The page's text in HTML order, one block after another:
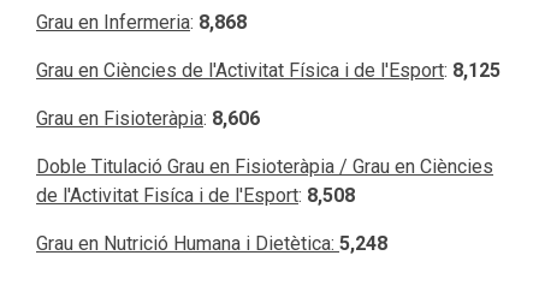
Grau en Infermeria: 8,868
Grau en Ciències de l'Activitat Física i de l'Esport: 8,125
Grau en Fisioteràpia: 8,606
Doble Titulació Grau en Fisioteràpia / Grau en Ciències
de l'Activitat Fisíca i de l'Esport: 8,508
Grau en Nutrició Humana i Dietètica: 5,248